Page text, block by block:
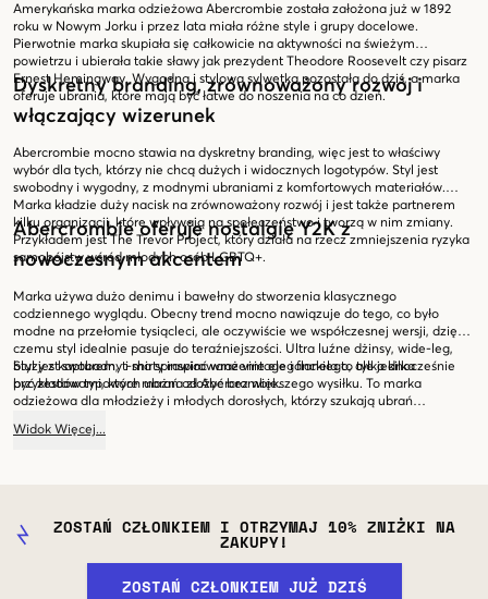
Amerykańska marka odzieżowa Abercrombie została założona już w 1892
roku w Nowym Jorku i przez lata miała różne style i grupy docelowe.
Pierwotnie marka skupiała się całkowicie na aktywności na świeżym
powietrzu i ubierała takie sławy jak prezydent Theodore Roosevelt czy pisarz
Ernest Hemingway. Wygodna i stylowa sylwetka pozostała do dziś, a marka
oferuje ubrania, które mają być łatwe do noszenia na co dzień.
Dyskretny branding, zrównoważony rozwój i
włączający wizerunek
Abercrombie mocno stawia na dyskretny branding, więc jest to właściwy
wybór dla tych, którzy nie chcą dużych i widocznych logotypów. Styl jest
swobodny i wygodny, z modnymi ubraniami z komfortowych materiałów.
Marka kładzie duży nacisk na zrównoważony rozwój i jest także partnerem
kilku organizacji, które wpływają na społeczeństwo i tworzą w nim zmiany.
Przykładem jest The Trevor Project, który działa na rzecz zmniejszenia ryzyka
samobójstw wśród młodych osób LGBTQ+.
Abercrombie oferuje nostalgię Y2K z
nowoczesnym akcentem
Marka używa dużo denimu i bawełny do stworzenia klasycznego
codziennego wyglądu. Obecny trend mocno nawiązuje do tego, co było
modne na przełomie tysiącleci, ale oczywiście we współczesnej wersji, dzięki
czemu styl idealnie pasuje do teraźniejszości. Ultra luźne dżinsy, wide-leg,
bluzy z kapturem, t-shirty inspirowane vintage i flanela to tylko kilka
przykładów typowych ubrań od Abercrombie.
Styl jest swobodny i ma sprawiać wrażenie eleganckiego, ale jednocześnie
być zestawami, które można złożyć bez większego wysiłku. To marka
odzieżowa dla młodzieży i młodych dorosłych, którzy szukają ubrań
nostalgicznych we współczesnym wydaniu i pasujących do trendów takich jak
Widok Więcej...
ZOSTAŃ CZŁONKIEM I OTRZYMAJ 10% ZNIŻKI NA
ZAKUPY!
ZOSTAŃ CZŁONKIEM JUŻ DZIŚ